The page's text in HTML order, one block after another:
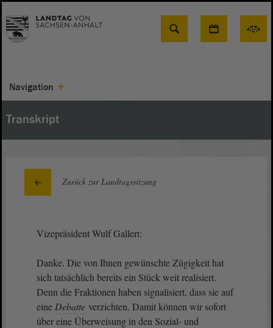
Suche
Navigation
Transkript
Zurück zur Landtagssitzung
Vizepräsident Wulf Gallert:
Danke. Die von Ihnen gewünschte Zügigkeit hat
sich tatsächlich bereits ein Stück weit realisiert.
Denn die Fraktionen haben signalisiert, dass sie auf
eine Debatte verzichten. Damit können wir sofort
über eine Überweisung in den Sozial- und